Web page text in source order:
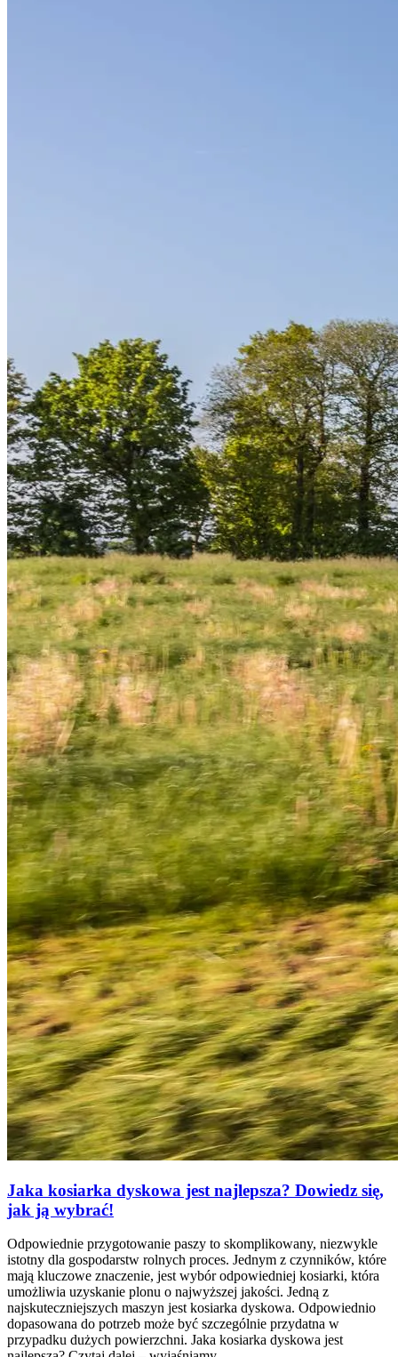
Jaka kosiarka dyskowa jest najlepsza? Dowiedz się,
jak ją wybrać!
Odpowiednie przygotowanie paszy to skomplikowany, niezwykle
istotny dla gospodarstw rolnych proces. Jednym z czynników, które
mają kluczowe znaczenie, jest wybór odpowiedniej kosiarki, która
umożliwia uzyskanie plonu o najwyższej jakości. Jedną z
najskuteczniejszych maszyn jest kosiarka dyskowa. Odpowiednio
dopasowana do potrzeb może być szczególnie przydatna w
przypadku dużych powierzchni. Jaka kosiarka dyskowa jest